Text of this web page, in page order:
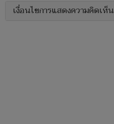
เงื่อนไขการแสดงความคิดเห็น